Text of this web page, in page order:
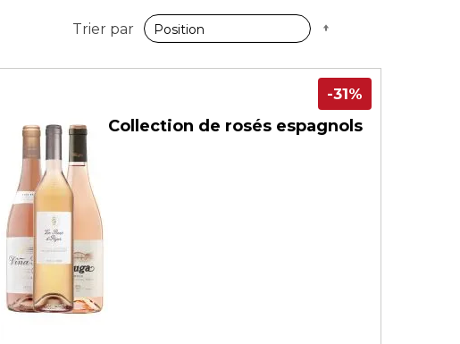
Trier par
décroissant
Collection de rosés espagnols
-31%